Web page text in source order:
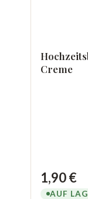
Creme
1,90 €
AUF